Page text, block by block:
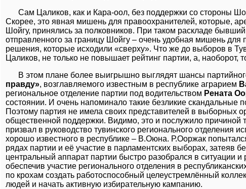
Сам Цаликов, как и Кара-оол, без поддержки со стороны
Скорее, это явная мишень для правоохранителей, которые,
Шойгу, принялись за полковников. При таком раскладе
отправленного за границу Шойгу – очень удобная мишень для
решения, которые исходили «сверху». Что же до выборов в
Цаликов, не только не повышает рейтинг партии, а, наоборот,
В этом плане более выигрышно выглядят шансы
правду», возглавляемого известным в республике аграрием
региональное отделение партии под водительством Рената
состоянии. И очень напоминало такие безликие скандальные
Поэтому партия не имела своих представителей в выборных
общественной поддержки. Видимо, это и послужило причиной
призвал в руководство тувинского регионального отделения
хорошо известного в республике – В.Оюна. Р.Ооржак
рядах партии и её участие в парламентских выборах, затеяв
центральный аппарат партии быстро разобрался в ситуации
обеспечив участие регионального отделения в
по крохам создать работоспособный целеустремлённый
людей и начать активную избирательную кампанию.